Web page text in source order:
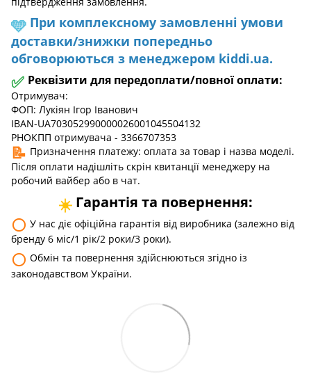
🩵 При комплексному замовленні умови
доставки/знижки попередньо
обговорюються з менеджером kiddi.ua.
✅ Реквізити для передоплати/повної оплати:
Отримувач:
ФОП: Лукіян Ігор Іванович
IBAN-UA703052990000026001045504132
РНОКПП отримувача - 3366707353
📝 Призначення платежу: оплата за товар і назва моделі.
Після оплати надішліть скрін квитанції менеджеру на
робочий вайбер або в чат.
☀️ Гарантія та повернення:
⚪ У нас діє офіційна гарантія від виробника (залежно від
бренду 6 міс/1 рік/2 роки/3 роки).
⚪ Обмін та повернення здійснюються згідно із
законодавством України.